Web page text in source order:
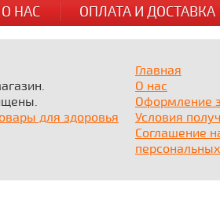
О НАС ОПЛАТА И ДОСТАВКА
для здоровья
Главная
О нас
Оформление
Условия
Соглашение